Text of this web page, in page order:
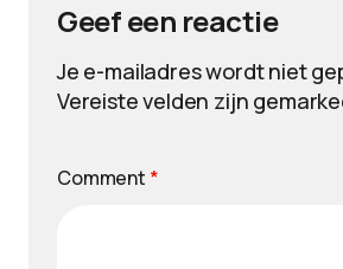
Geef een reactie
Je e-mailadres wordt niet
Vereiste velden zijn
Comment *